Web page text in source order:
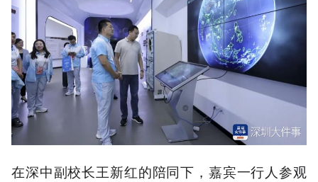
在深中副校长王新红的陪同下，嘉宾一行人参观